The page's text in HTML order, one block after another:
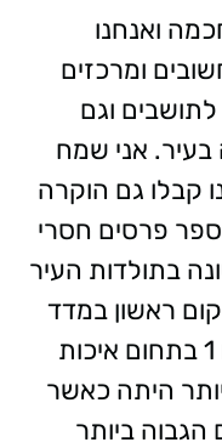
ואנחנו
ומרכזים
וגם
בעיר. אני שמח
קבלו גם הוקרה
פרסים חסרי
בתולדות העיר
ראשון במדד
השקיפות, 5 כוכבי יופי, מקום 1 בתחום איכות
היתה כאשר
הגבוה ביותר